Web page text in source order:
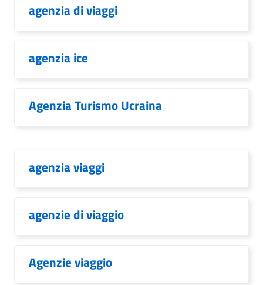
agenzia di viaggi
agenzia ice
Agenzia Turismo Ucraina
agenzia viaggi
agenzie di viaggio
Agenzie viaggio